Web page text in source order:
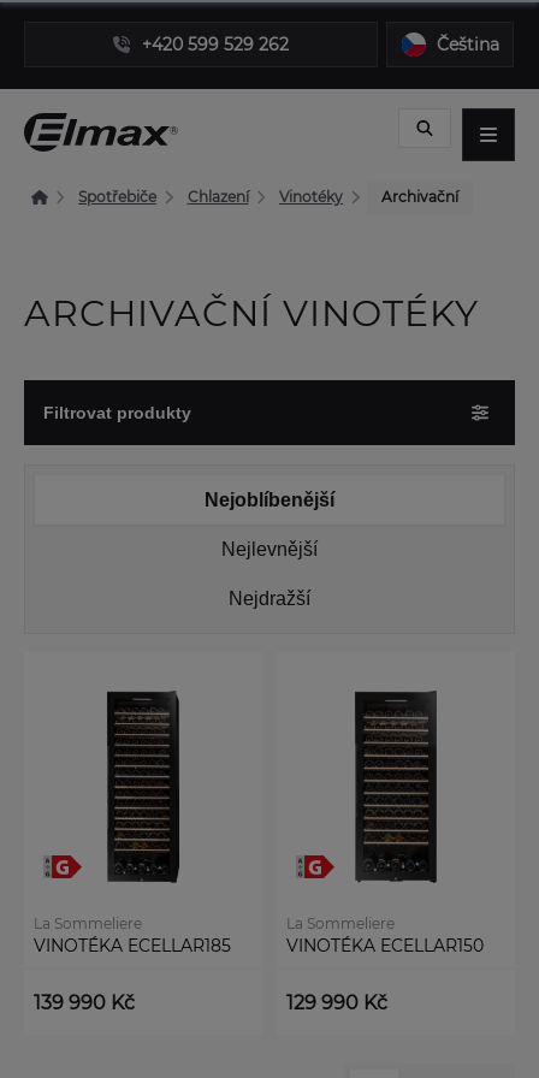
+420 599 529 262 Čeština
Spotřebiče Chlazení Vinotéky Archivační
ARCHIVAČNÍ VINOTÉKY
Filtrovat produkty
Nejoblíbenější
Nejlevnější
Nejdražší
La Sommeliere
VINOTÉKA ECELLAR185
139 990 Kč
La Sommeliere
VINOTÉKA ECELLAR150
129 990 Kč